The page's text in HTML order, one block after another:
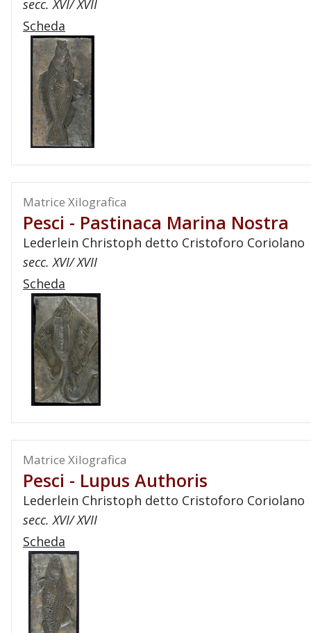
secc. XVI/ XVII
Scheda
Matrice Xilografica
Pesci - Pastinaca Marina Nostra
Lederlein Christoph detto Cristoforo Coriolano
secc. XVI/ XVII
Scheda
Matrice Xilografica
Pesci - Lupus Authoris
Lederlein Christoph detto Cristoforo Coriolano
secc. XVI/ XVII
Scheda